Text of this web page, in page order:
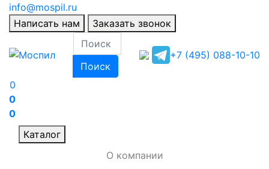
info@mospil.ru
Написать нам
Заказать звонок
Поиск
+7 (495) 088-10-10
0
0
0
Каталог
О компании